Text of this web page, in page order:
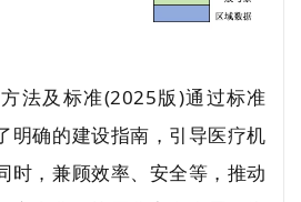
法及标准(2025版)通过标准
明确的建设指南，引导医疗机
时，兼顾效率、安全等，推动